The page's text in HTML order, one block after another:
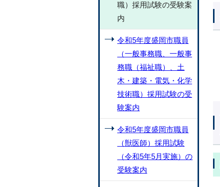
職）採用試験の受験案
内
令和5年度盛岡市職員
（一般事務職、一般事
務職（福祉職）、土
木・建築・電気・化学
技術職）採用試験の受
験案内
令和5年度盛岡市職員
（獣医師）採用試験
（令和5年5月実施）の
受験案内